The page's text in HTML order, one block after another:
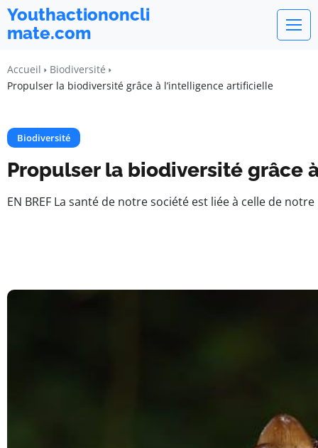
Youthactiononcli
mate.com
Accueil
Biodiversité
Propulser la biodiversité grâce à l’intelligence artificielle
Biodiversité
Propulser la biodiversité grâce
EN BREF La santé de notre société est liée à celle de